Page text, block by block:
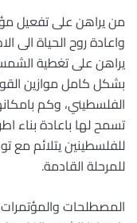
من يراهن على تفعيل
واعادة روح الحياة الى
يراهن على تغطية
بشكل كامل موازين
الفلسطيني، وكم
تسمح لها باعادة بناء
للفلسطينين يتلائم مع
للمرحلة القادمة.
المصطلحات